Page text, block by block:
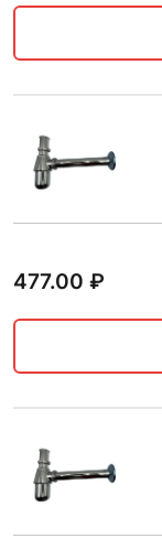
477.00 ₽